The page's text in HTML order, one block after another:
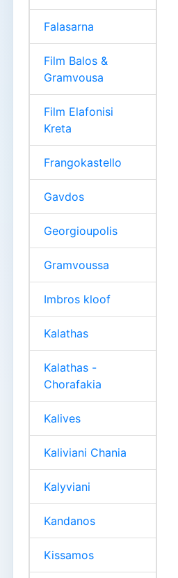
Falasarna
Film Balos &
Gramvousa
Film Elafonisi
Kreta
Frangokastello
Gavdos
Georgioupolis
Gramvoussa
Imbros kloof
Kalathas
Kalathas -
Chorafakia
Kalives
Kaliviani Chania
Kalyviani
Kandanos
Kissamos